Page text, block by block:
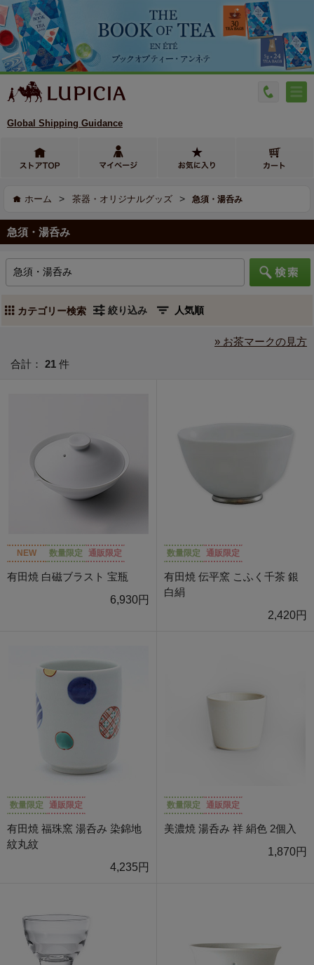
Global Shipping Guidance
ホーム > 茶器・オリジナルグッズ > 急須・湯呑み
急須・湯呑み
カテゴリー検索 絞り込み
» お茶マークの見方
合計： 21 件
NEW 数量限定 通販限定
有田焼 白磁ブラスト 宝瓶
6,930円
数量限定 通販限定
有田焼 伝平窯 こふく千茶 銀
白絹
2,420円
数量限定 通販限定
有田焼 福珠窯 湯呑み 染錦地
紋丸紋
4,235円
数量限定 通販限定
美濃焼 湯呑み 祥 絹色 2個入
1,870円